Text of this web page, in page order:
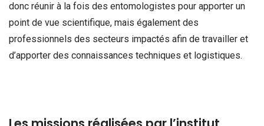
donc réunir à la fois des entomologistes pour apporter un
point de vue scientifique, mais également des
professionnels des secteurs impactés afin de travailler et
d’apporter des connaissances techniques et logistiques.